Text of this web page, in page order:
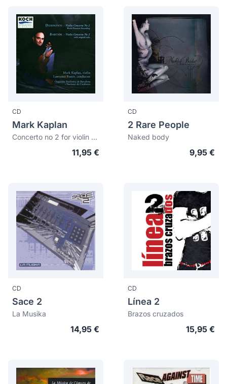
CD
Mark Kaplan
Concerto no 2 for violin and orchestra. Concerto no 2 in C minor for violin and
11,95 €
CD
2 Rare People
Naked body
9,95 €
CD
Sace 2
La Musika
14,95 €
CD
Línea 2
Brazos cruzados
15,95 €